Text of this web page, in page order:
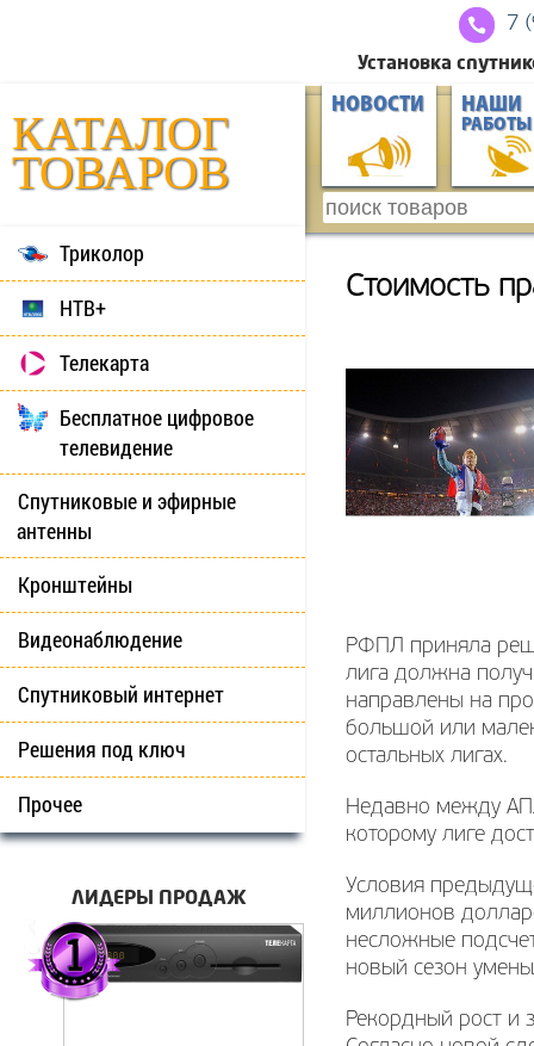
7
Установка
КАТАЛОГ
ТОВАРОВ
НОВОСТИ НАШИ
РАБОТЫ
Триколор
НТВ+
Телекарта
Бесплатное цифровое
телевидение
Спутниковые и эфирные
антенны
Кронштейны
Видеонаблюдение
Спутниковый интернет
Решения под ключ
Прочее
ЛИДЕРЫ ПРОДАЖ
Стоимость
РФПЛ приняла
лига должна
направлены на
большой или
остальных лигах.
Недавно между
которому лиге
Условия
миллионов
несложные
новый сезон
Рекордный рост и